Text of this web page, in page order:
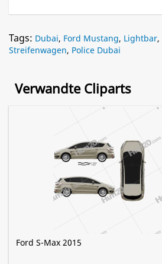
Tags: Dubai, Ford Mustang, Lightbar,
Streifenwagen, Police Dubai
Verwandte Cliparts
Ford S-Max 2015